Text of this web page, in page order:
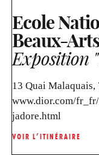
Ecole
Beaux-
Exposition
13 Quai Malaquais,
www.dior.com/
jadore.html
VOIR L’ITINÉRAIRE